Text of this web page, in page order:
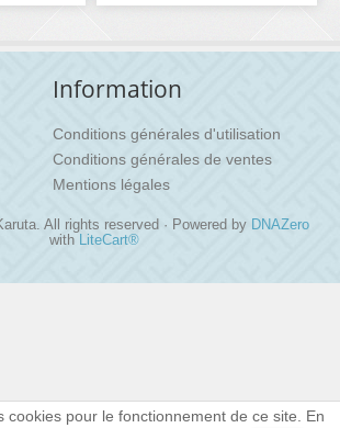
cookies pour le fonctionnement de ce site. En
Information
Conditions générales d'utilisation
Conditions générales de ventes
Mentions légales
All rights reserved · Powered by DNAZero
with
LiteCart®